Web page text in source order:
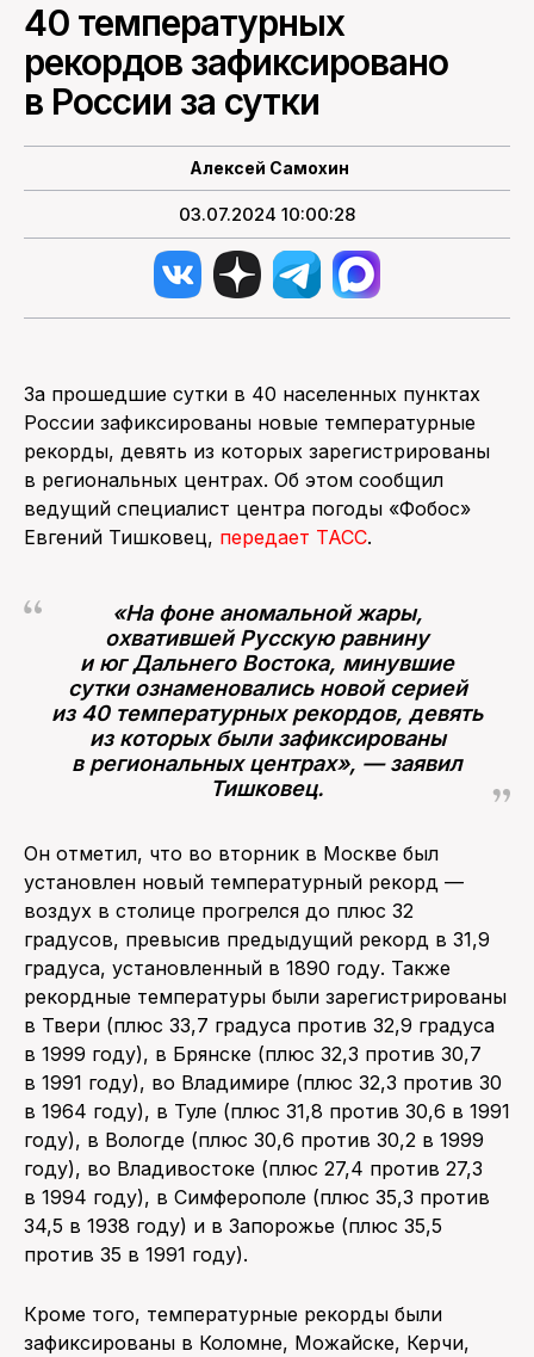
40 температурных
рекордов зафиксировано
в России за сутки
Алексей Самохин
03.07.2024 10:00:28
За прошедшие сутки в 40 населенных пунктах
России зафиксированы новые температурные
рекорды, девять из которых зарегистрированы
в региональных центрах. Об этом сообщил
ведущий специалист центра погоды «Фобос»
Евгений Тишковец, передает ТАСС.
«На фоне аномальной жары,
охватившей Русскую равнину
и юг Дальнего Востока, минувшие
сутки ознаменовались новой серией
из 40 температурных рекордов, девять
из которых были зафиксированы
в региональных центрах», — заявил
Тишковец.
Он отметил, что во вторник в Москве был
установлен новый температурный рекорд —
воздух в столице прогрелся до плюс 32
градусов, превысив предыдущий рекорд в 31,9
градуса, установленный в 1890 году. Также
рекордные температуры были зарегистрированы
в Твери (плюс 33,7 градуса против 32,9 градуса
в 1999 году), в Брянске (плюс 32,3 против 30,7
в 1991 году), во Владимире (плюс 32,3 против 30
в 1964 году), в Туле (плюс 31,8 против 30,6 в 1991
году), в Вологде (плюс 30,6 против 30,2 в 1999
году), во Владивостоке (плюс 27,4 против 27,3
в 1994 году), в Симферополе (плюс 35,3 против
34,5 в 1938 году) и в Запорожье (плюс 35,5
против 35 в 1991 году).
Кроме того, температурные рекорды были
зафиксированы в Коломне, Можайске, Керчи,